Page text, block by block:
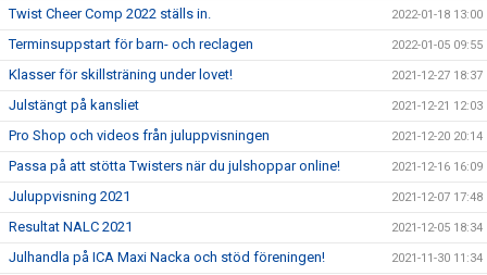
Twist Cheer Comp 2022 ställs in. 2022-01-18 13:00
Terminsuppstart för barn- och reclagen 2022-01-05 09:55
Klasser för skillsträning under lovet! 2021-12-27 18:37
Julstängt på kansliet 2021-12-21 12:03
Pro Shop och videos från juluppvisningen 2021-12-20 20:14
Passa på att stötta Twisters när du julshoppar online! 2021-12-16 16:09
Juluppvisning 2021 2021-12-07 17:48
Resultat NALC 2021 2021-12-05 18:34
Julhandla på ICA Maxi Nacka och stöd föreningen! 2021-11-30 11:34